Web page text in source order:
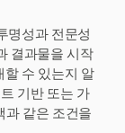
명성과 전문성
결과물을 시작
할 수 있는지 알
기반 또는 가
과 같은 조건을